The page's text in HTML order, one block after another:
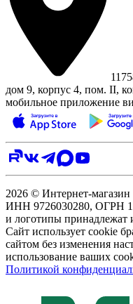
дом 9, корпус 4, пом. II,
мобильное приложение
2026 © Интернет-
ИНН 9726030280, ОГРН
и логотипы принадлежат
Сайт использует cookie
сайтом без изменения
использование ваших
Политикой